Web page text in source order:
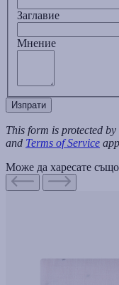
Заглавиe
Мнение
Изпрати
This form is protected
and Terms of Service
Може да харесате също